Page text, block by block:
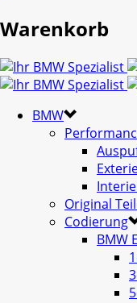
Warenkorb
BMW
Original
Codierung
BMW